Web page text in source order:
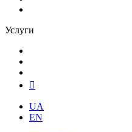
Услуги
UA
EN